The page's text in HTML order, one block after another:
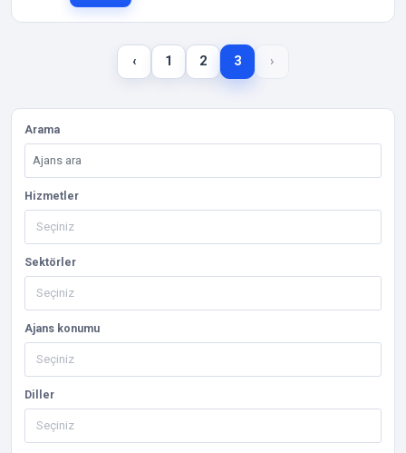
‹ 1 2 3 ›
Arama
Hizmetler
Sektörler
Ajans konumu
Diller